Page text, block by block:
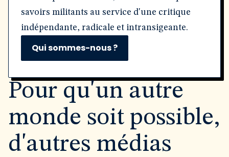
savoirs militants au service d'une critique
indépendante, radicale et intransigeante.
Qui sommes-nous ?
Pour qu'un autre
monde soit possible,
d'autres médias